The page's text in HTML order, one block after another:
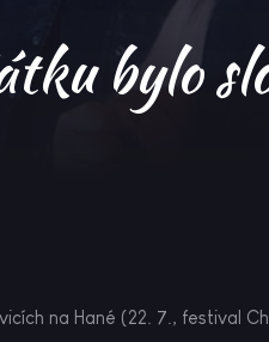
bylo
na Hané (22. 7., festival